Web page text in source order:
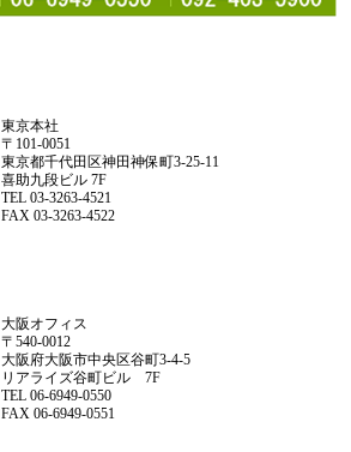
東京本社
〒101-0051
東京都千代田区神田神保町3-25-11
喜助九段ビル 7F
TEL 03-3263-4521
FAX 03-3263-4522
大阪オフィス
〒540-0012
大阪府大阪市中央区谷町3-4-5
リアライズ谷町ビル 7F
TEL 06-6949-0550
FAX 06-6949-0551